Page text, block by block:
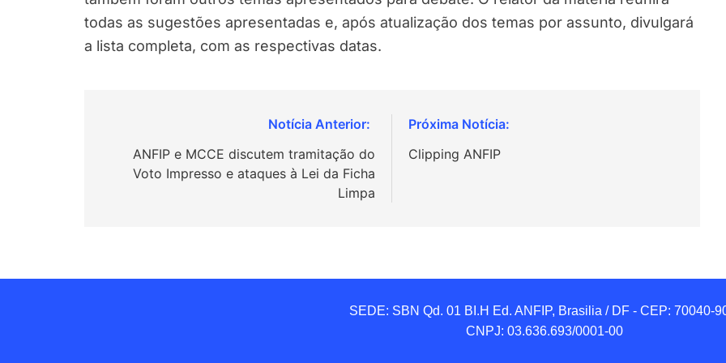
todas as sugestões apresentadas e, após atualização dos temas por assunto, divulgará
a lista completa, com as respectivas datas.
Post
ANFIP e MCCE discutem tramitação do
Voto Impresso e ataques à Lei da Ficha
Limpa
Clipping ANFIP
SEDE: SBN Qd. 01 BI.H Ed. ANFIP, Brasilia / DF - CEP: 70040-
CNPJ: 03.636.693/0001-00